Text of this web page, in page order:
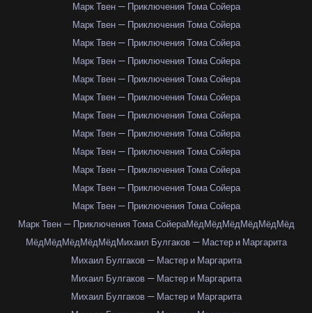
Марк Твен — Приключения Тома Сойера
Марк Твен — Приключения Тома Сойера
Марк Твен — Приключения Тома Сойера
Марк Твен — Приключения Тома Сойера
Марк Твен — Приключения Тома Сойера
Марк Твен — Приключения Тома Сойера
Марк Твен — Приключения Тома Сойера
Марк Твен — Приключения Тома Сойера
Марк Твен — Приключения Тома Сойера
Марк Твен — Приключения Тома Сойера
Марк Твен — Приключения Тома Сойера
Марк Твен — Приключения Тома Сойера
Марк Твен — Приключения Тома СойераМёдМёдМёдМёдМёдМёд
МёдМёдМёдМёдМёдМихаил Булгаков — Мастер и Маргарита
Михаил Булгаков — Мастер и Маргарита
Михаил Булгаков — Мастер и Маргарита
Михаил Булгаков — Мастер и Маргарита